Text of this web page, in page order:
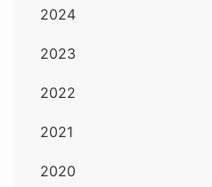
2024
2023
2022
2021
2020